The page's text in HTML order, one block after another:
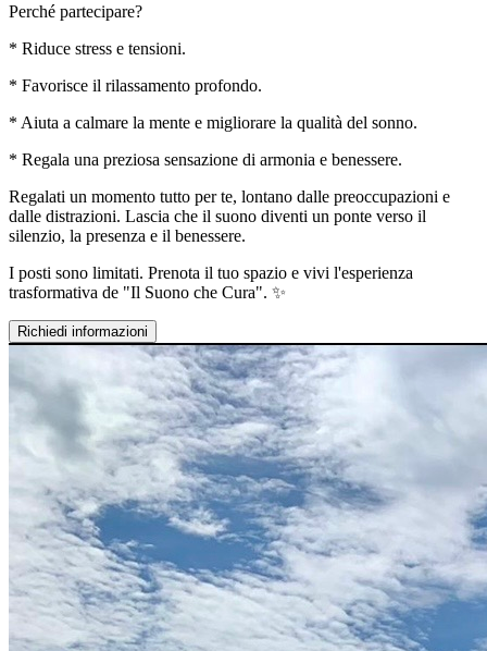
Perché partecipare?
* Riduce stress e tensioni.
* Favorisce il rilassamento profondo.
* Aiuta a calmare la mente e migliorare la qualità del sonno.
* Regala una preziosa sensazione di armonia e benessere.
Regalati un momento tutto per te, lontano dalle preoccupazioni e
dalle distrazioni. Lascia che il suono diventi un ponte verso il
silenzio, la presenza e il benessere.
I posti sono limitati. Prenota il tuo spazio e vivi l'esperienza
trasformativa de "Il Suono che Cura". ✨
Richiedi informazioni